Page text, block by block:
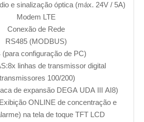
e sinalização óptica (máx. 24V / 5A)
Modem LTE
Conexão de Rede
RS485 (MODBUS)
(para configuração de PC)
linhas de transmissor digital
100/200)
de expansão DEGA UDA III AI8)
ONLINE de concentração e
na tela de toque TFT LCD